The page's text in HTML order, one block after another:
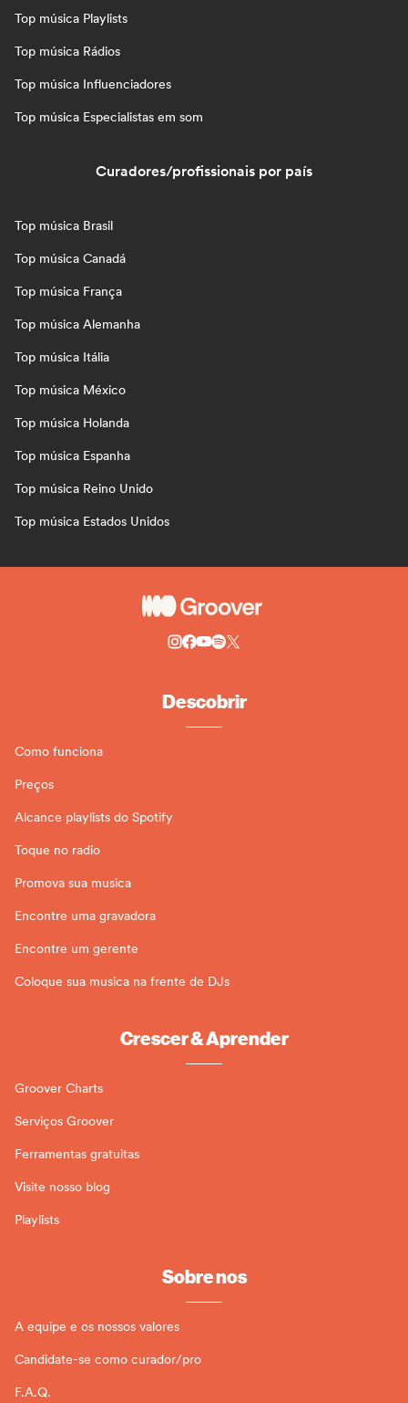
Top música Playlists
Top música Rádios
Top música Influenciadores
Top música Especialistas em som
Curadores/profissionais por país
Top música Brasil
Top música Canadá
Top música França
Top música Alemanha
Top música Itália
Top música México
Top música Holanda
Top música Espanha
Top música Reino Unido
Top música Estados Unidos
Descobrir
Como funciona
Preços
Alcance playlists do Spotify
Toque no radio
Promova sua musica
Encontre uma gravadora
Encontre um gerente
Coloque sua musica na frente de DJs
Crescer & Aprender
Groover Charts
Serviços Groover
Ferramentas gratuitas
Visite nosso blog
Playlists
Sobre nos
A equipe e os nossos valores
Candidate-se como curador/pro
F.A.Q.